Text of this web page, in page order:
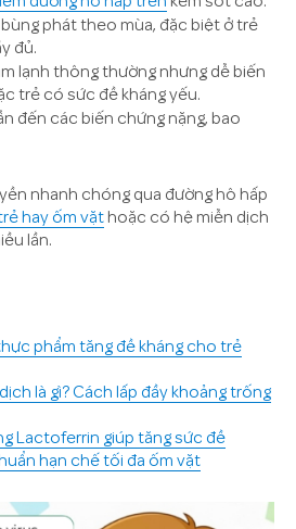
phát theo mùa, đặc biệt ở trẻ
đủ.
lạnh thông thường nhưng dễ biến
trẻ có sức đề kháng yếu.
đến các biến chứng nặng, bao
nhanh chóng qua đường hô hấp
hay ốm vặt hoặc có hệ miễn dịch
lần.
phẩm tăng đề kháng cho trẻ
là gì? Cách lấp đầy khoảng trống
Lactoferrin giúp tăng sức đề
hạn chế tối đa ốm vặt